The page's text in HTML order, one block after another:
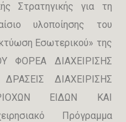
Στρατηγικής για τη
υλοποίησης του
Εσωτερικού» της
ΦΟΡΕΑ ΔΙΑΧΕΙΡΙΣΗΣ
ΔΙΑΧΕΙΡΙΣΗΣ
ΕΙΔΩΝ ΚΑΙ
Πρόγραμμα